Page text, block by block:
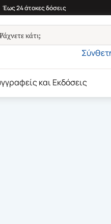
Έως 24 άτοκες δόσεις
και Εκδόσεις